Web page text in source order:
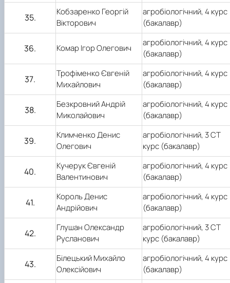
35.
Кобзаренко Георгій
Вікторович
агробіологічний, 4 курс
(бакалавр)
36. Комар Ігор Олегович
агробіологічний, 4 курс
(бакалавр)
37.
Трофіменко Євгеній
Михайлович
агробіологічний, 4 курс
(бакалавр)
38.
Безкровний Андрій
Миколайович
агробіологічний, 4 курс
(бакалавр)
39.
Климченко Денис
Олегович
агробіологічний, 3 СТ
курс (бакалавр)
40.
Кучерук Євгеній
Валентинович
агробіологічний, 4 курс
(бакалавр)
41.
Король Денис
Андрійович
агробіологічний, 4 курс
(бакалавр)
42.
Глушан Олександр
Русланович
агробіологічний, 3 СТ
курс (бакалавр)
43.
Білецький Михайло
Олексійович
агробіологічний, 4 курс
(бакалавр)